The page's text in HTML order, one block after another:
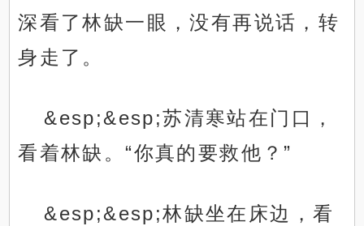
深看了林缺一眼，没有再说话，转
身走了。
&esp;&esp;苏清寒站在门口，
看着林缺。“你真的要救他？”
&esp;&esp;林缺坐在床边，看